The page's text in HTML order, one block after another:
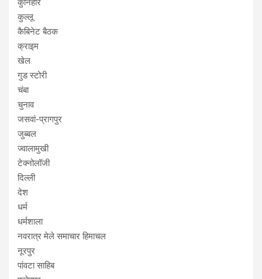
कुल्लू
कैबिनेट बैठक
क्राइम
खेल
गुड स्टोरी
चंबा
चुनाव
जसवां-प्रागपुर
जुब्बल
ज्वालामुखी
टेक्नोलॉजी
दिल्ली
देश
धर्म
धर्मशाला
नवरात्र मेले समाचार हिमाचल
नूरपुर
पांवटा साहिब